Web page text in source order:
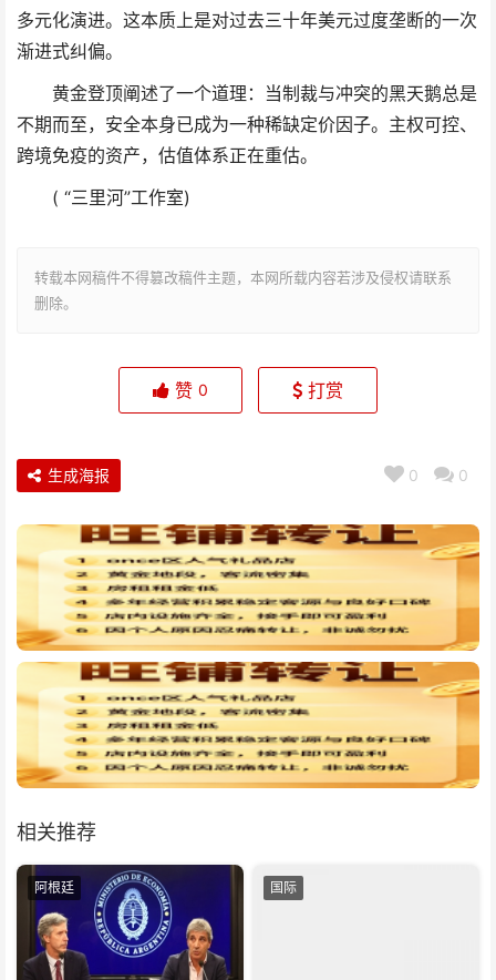
多元化演进。这本质上是对过去三十年美元过度垄断的一次
渐进式纠偏。
黄金登顶阐述了一个道理：当制裁与冲突的黑天鹅总是
不期而至，安全本身已成为一种稀缺定价因子。主权可控、
跨境免疫的资产，估值体系正在重估。
( “三里河”工作室)
转载本网稿件不得篡改稿件主题，本网所载内容若涉及侵权请联系
删除。
赞 0 打赏
0 0
生成海报
相关推荐
阿根廷 国际